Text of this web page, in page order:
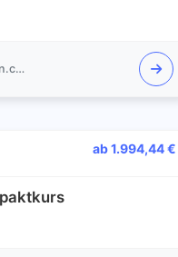
New Elements GmbH / IT-Schulungen.com
ab 1.994,44 €